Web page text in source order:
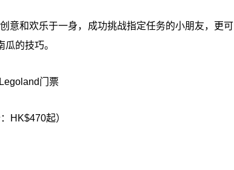
意和欢乐于一身，成功挑战指定任务的小朋友，更可
的技巧。
门票
HK$470起）